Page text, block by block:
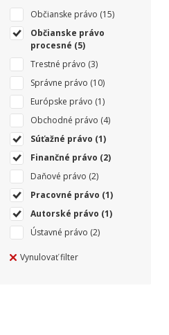
Občianske právo (15)
Občianske právo
procesné (5)
Trestné právo (3)
Správne právo (10)
Európske právo (1)
Obchodné právo (4)
Súťažné právo (1)
Finančné právo (2)
Daňové právo (2)
Pracovné právo (1)
Autorské právo (1)
Ústavné právo (2)
Vynulovať filter